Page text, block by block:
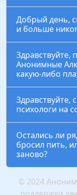
Добрый день,
и больше
Анонимные
какую-либо
Здравствуйте,
психологи на
Остались ли
бросил пить,
заново?
© 2024